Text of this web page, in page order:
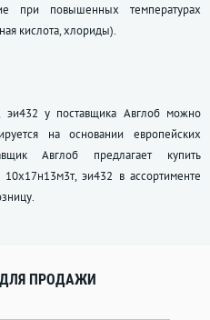
при повышенных температурах
кислота, хлориды).
эи432 у поставщика Авглоб можно
на основании европейских
Авглоб предлагает купить
эи432 в ассортименте
ПРОДАЖИ